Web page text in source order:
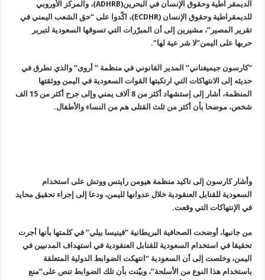
الديمقر اطية وحقوق الإنسان في البحرين(ADHRB)، والمركز الأوروبي
للديمقراطية وحقوق الإنسان (ECDHR)، اكّدوا على “حق الشعب اليمني في
تقرير المصير”، مشيرين إلى أن المبرّرات التي تسوقها السعودية لتبرير
حربها على اليمن”لا شر عية لها”.
“كارسون جيميغناني” المدير القانوني في منظمة ” أروى” والذي تطرق في
حديثه إلى الانتهاكات التي ارتكبتها القوات السعودية في اليمن ووثقتها
المنظمة، أشار إلى إستشهاد أكثر من 8 آلاف يمني وإلى جرح أكثر من 15 الف
شخص، موضحا بأن أكثر من ثلث القتلى هم من النساء والأطفال.
وأشار كارسون إلى تاكيد منظمة هيومن رايتس ووتش على استخدام
السعودية للقنابل العنقودية خلال عدوانها لليمن، ودعا إلى إجراء تحقيق محايد
في الإنتهاكات التي وقعت.
من جانبها، أوضحت الصحافية البريطانية “فينيسا بيلي” في كلمتها بأنها أجرت
تحقيقا في استخدام السعودية للقنابل العنقودية في استهداف المدنيين في
اليمن، وخلصت إلى أن السعودية “انتهكت الضوابط الدولية المتعلقة
باستخدام هذا النوع من الأسلحة”، وبيّنت بأن تلك الضوابط تنص على”منع